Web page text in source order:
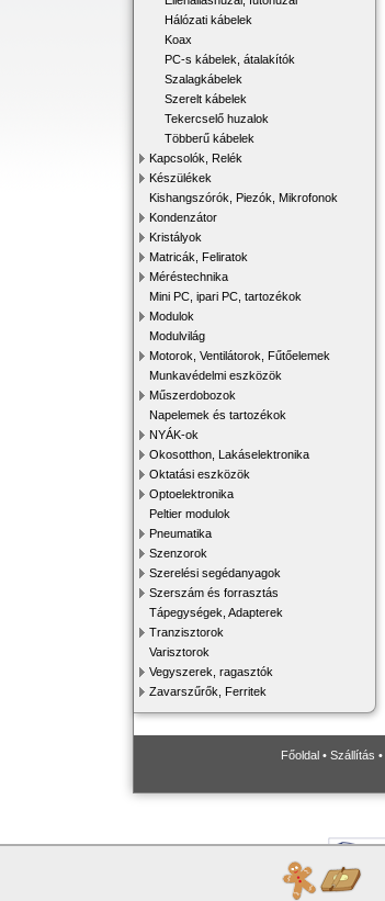
Hálózati kábelek
Koax
PC-s kábelek, átalakítók
Szalagkábelek
Szerelt kábelek
Tekercselő huzalok
Többerű kábelek
Kapcsolók, Relék
Készülékek
Kishangszórók, Piezók, Mikrofonok
Kondenzátor
Kristályok
Matricák, Feliratok
Méréstechnika
Mini PC, ipari PC, tartozékok
Modulok
Modulvilág
Motorok, Ventilátorok, Fűtőelemek
Munkavédelmi eszközök
Műszerdobozok
Napelemek és tartozékok
NYÁK-ok
Okosotthon, Lakáselektronika
Oktatási eszközök
Optoelektronika
Peltier modulok
Pneumatika
Szenzorok
Szerelési segédanyagok
Szerszám és forrasztás
Tápegységek, Adapterek
Tranzisztorok
Varisztorok
Vegyszerek, ragasztók
Zavarszűrők, Ferritek
Főoldal • Szállítás •